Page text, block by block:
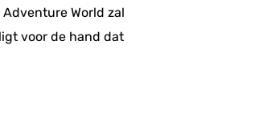
World zal
voor de hand dat